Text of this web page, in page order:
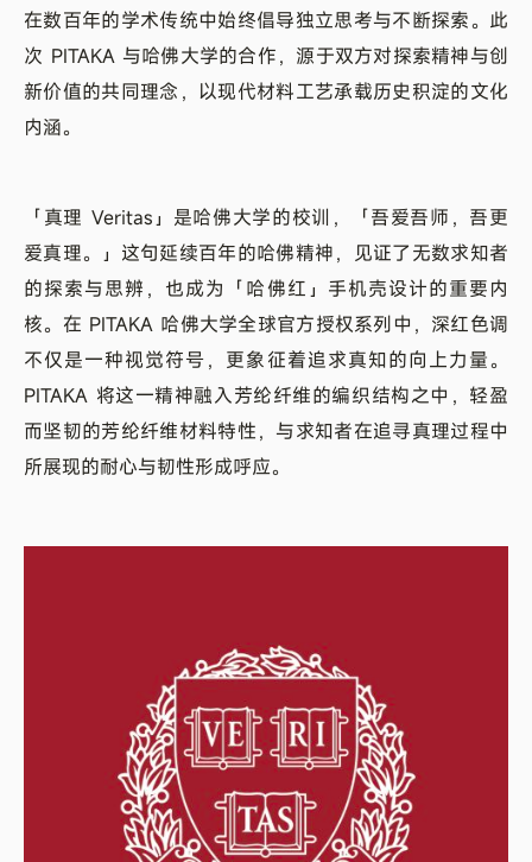
在数百年的学术传统中始终倡导独立思考与不断探索。此
次 PITAKA 与哈佛大学的合作，源于双方对探索精神与创
新价值的共同理念，以现代材料工艺承载历史积淀的文化
内涵。
「真理 Veritas」是哈佛大学的校训，「吾爱吾师，吾更
爱真理。」这句延续百年的哈佛精神，见证了无数求知者
的探索与思辨，也成为「哈佛红」手机壳设计的重要内
核。在 PITAKA 哈佛大学全球官方授权系列中，深红色调
不仅是一种视觉符号，更象征着追求真知的向上力量。
PITAKA 将这一精神融入芳纶纤维的编织结构之中，轻盈
而坚韧的芳纶纤维材料特性，与求知者在追寻真理过程中
所展现的耐心与韧性形成呼应。